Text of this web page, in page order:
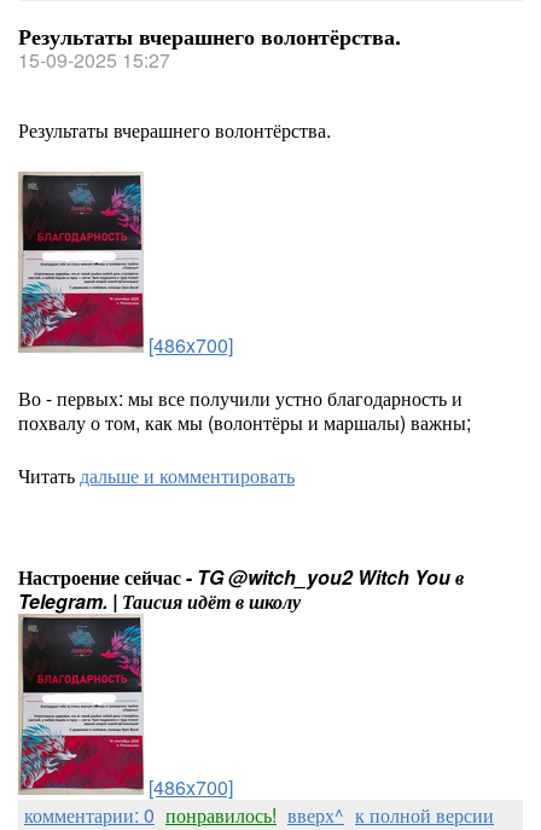
Результаты вчерашнего волонтёрства.
15-09-2025 15:27
Результаты вчерашнего волонтёрства.
[486x700]
Во - первых: мы все получили устно благодарность и
похвалу о том, как мы (волонтёры и маршалы) важны;
Читатьдальше и комментировать
Настроение сейчас - TG @witch_you2 Witch You в
Telegram. | Таисия идёт в школу
[486x700]
комментарии: 0 понравилось! вверх^ к полной версии